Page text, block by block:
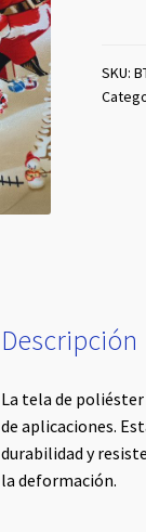
SKU:
Descripción
La tela de
de aplicaciones.
durabilidad y
la deformación.